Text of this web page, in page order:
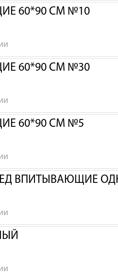
60*90 СМ №10
60*90 СМ №30
60*90 СМ №5
ВПИТЫВАЮЩИЕ